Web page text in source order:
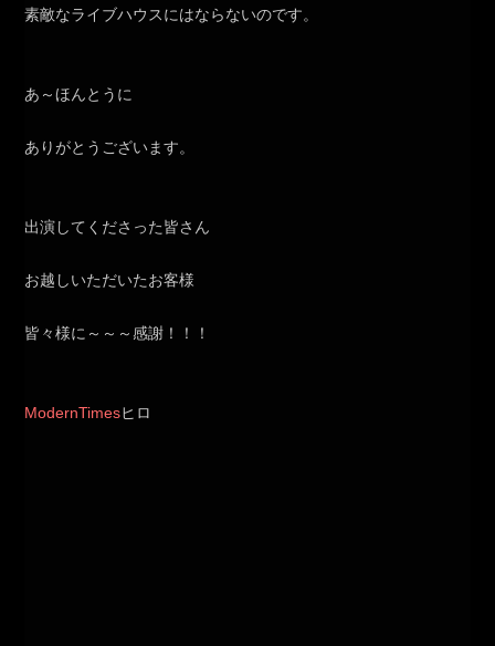
素敵なライブハウスにはならないのです。
あ～ほんとうに
ありがとうございます。
出演してくださった皆さん
お越しいただいたお客様
皆々様に～～～感謝！！！
ModernTimesヒロ